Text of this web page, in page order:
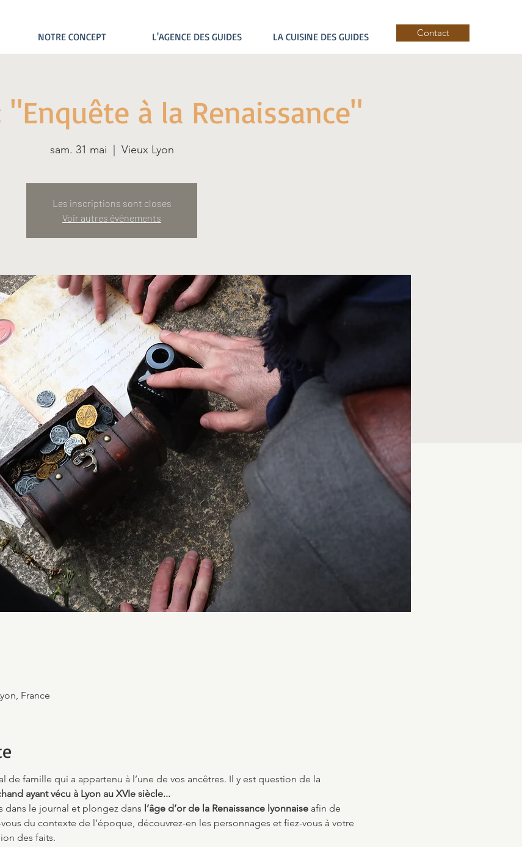
NOTRE CONCEPT L'AGENCE DES GUIDES LA CUISINE DES GUIDES Contact
à la Renaissance"
sam. 31 mai Vieux Lyon
Les inscriptions sont closes
Voir autres événements
France
de famille qui a appartenu à l’une de vos ancêtres. Il y est question de la
ayant vécu à Lyon au XVIe siècle...
dans le journal et plongez dans l’âge d’or de la Renaissance lyonnaise afin de
du contexte de l’époque, découvrez-en les personnages et fiez-vous à votre
des faits.